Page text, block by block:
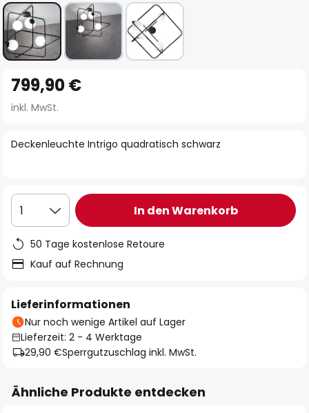
Anfang
der
springen
Deckenleuchte Intrigo quadratisch schwarz
799,90 €
inkl. MwSt.
1 In den Warenkorb
50 Tage kostenlose Retoure
Kauf auf Rechnung
Lieferinformationen
Nur noch wenige Artikel auf Lager
Lieferzeit: 2 - 4 Werktage
29,90 €Sperrgutzuschlag inkl. MwSt.
Ähnliche Produkte entdecken